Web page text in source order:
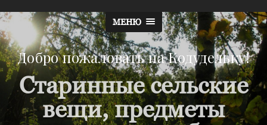
МЕНЮ
Добро пожаловать на Кодудельку!
Старинные сельские
вещи, предметы